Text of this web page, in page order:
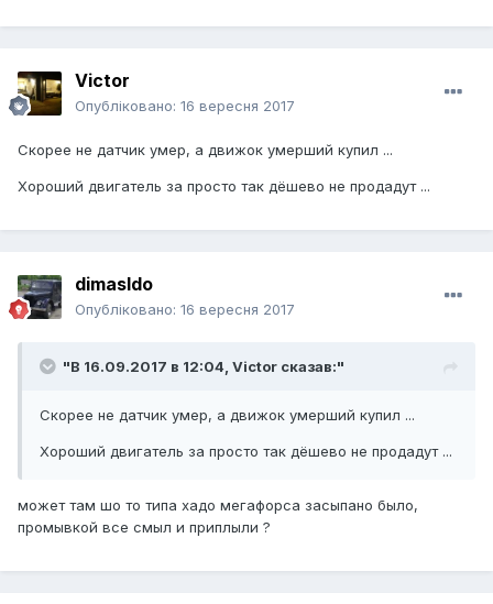
Victor
Опубліковано: 16 вересня 2017
Скорее не датчик умер, а движок умерший купил ...
Хороший двигатель за просто так дёшево не продадут ...
dimasldo
Опубліковано: 16 вересня 2017
"В 16.09.2017 в 12:04, Victor сказав:"
Скорее не датчик умер, а движок умерший купил ...
Хороший двигатель за просто так дёшево не продадут ...
может там шо то типа хадо мегафорса засыпано было,
промывкой все смыл и приплыли ?